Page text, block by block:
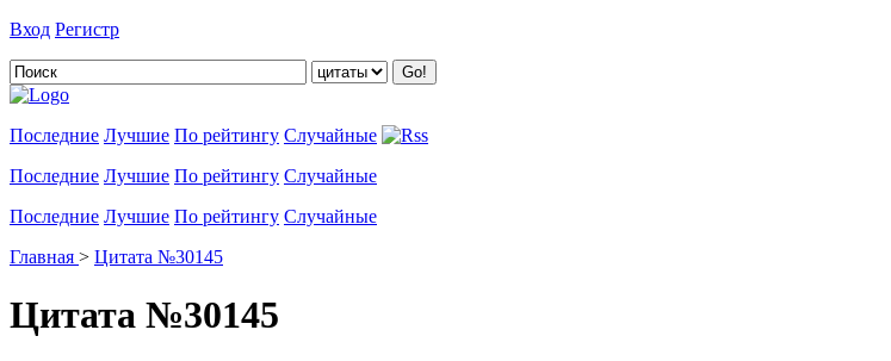
Вход Регистр
Последние Лучшие По рейтингу Случайные
Последние Лучшие По рейтингу Случайные
Последние Лучшие По рейтингу Случайные
Главная > Цитата №30145
Цитата №30145